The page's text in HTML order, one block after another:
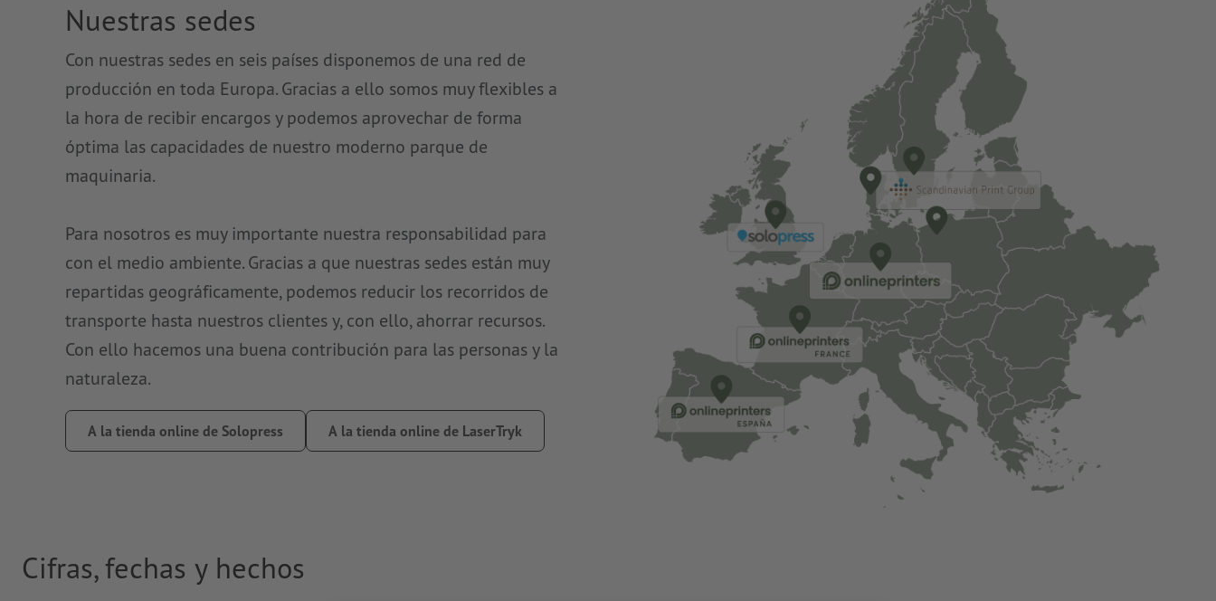
Cifras, fechas y hechos
Nuestras sedes
Con nuestras sedes en seis países disponemos de una red de
producción en toda Europa. Gracias a ello somos muy flexibles a
la hora de recibir encargos y podemos aprovechar de forma
óptima las capacidades de nuestro moderno parque de
maquinaria.
Para nosotros es muy importante nuestra responsabilidad para
con el medio ambiente. Gracias a que nuestras sedes están muy
repartidas geográficamente, podemos reducir los recorridos de
transporte hasta nuestros clientes y, con ello, ahorrar recursos.
Con ello hacemos una buena contribución para las personas y la
naturaleza.
A la tienda online de Solopress A la tienda online de LaserTryk